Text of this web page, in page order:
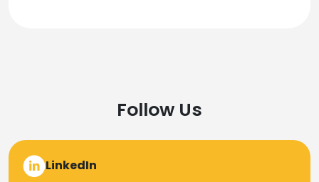
Follow Us
LinkedIn